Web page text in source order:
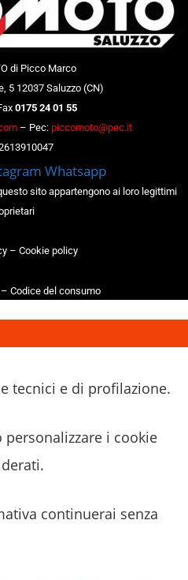
di Picco Marco
5 12037 Saluzzo (CN)
0175 24 01 55
– Pec: piccomoto@pec.it
Whatsapp
sito appartengono ai loro legittimi
– Cookie policy
– Codice del consumo
tecnici e di profilazione.
i cookie
continuerai senza